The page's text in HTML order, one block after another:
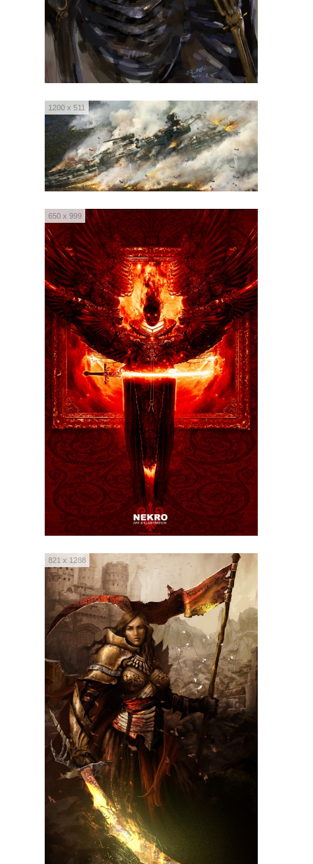
1200 x 511
650 x 999
821 x 1288